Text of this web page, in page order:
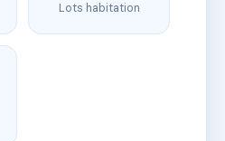
Lots habitation